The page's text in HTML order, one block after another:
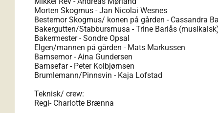
Morten Skogmus - Jan Nicolai Wesnes
Bestemor Skogmus/ konen på gården - Cassandra
Bakergutten/Stabbursmusa - Trine Bariås
Bakermester - Sondre Opsal
Elgen/mannen på gården - Mats Markussen
Bamsemor - Aina Gundersen
Bamsefar - Peter Kolbjørnsen
Brumlemann/Pinnsvin - Kaja Lofstad
Teknisk/ crew:
Regi- Charlotte Brænna